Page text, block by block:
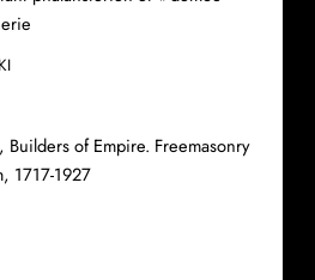
Builders of Empire. Freemasonry
1717-1927